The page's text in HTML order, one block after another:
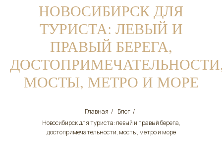
НОВОСИБИРСК ДЛЯ
ТУРИСТА: ЛЕВЫЙ И
ПРАВЫЙ БЕРЕГА,
МОСТЫ, МЕТРО И МОРЕ
Главная / Блог /
Новосибирск для туриста: левый и правый берега,
достопримечательности, мосты, метро и море